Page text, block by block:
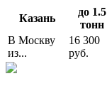
Казань
до 1.5
тонн
В Москву
из...
16 300
руб.